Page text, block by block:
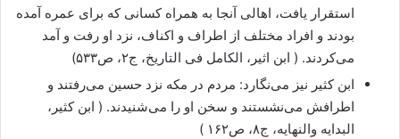
استقرار یافت، اهالی آنجا به همراه کسانی که برای عمره آمده
بودند و افراد مختلف از اطراف و اکناف، نزد او رفت و آمد
می‌کردند. ( ابن اثیر، الکامل فی التاریخ، ج۲، ص۵۳۳)
ابن کثیر نیز می‌نگارد: مردم در مکه نزد حسین می‌رفتند و
اطرافش می‌نشستند و سخن او را می‌شنیدند. ( ابن کثیر،
البدایه والنهایه، ج۸، ص۱۶۲ )